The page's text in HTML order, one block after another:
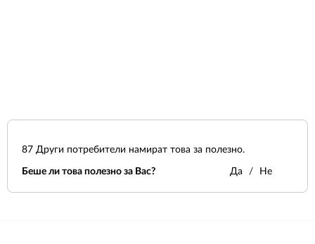
87 Други потребители намират това за полезно.
Беше ли това полезно за Вас? Да Не